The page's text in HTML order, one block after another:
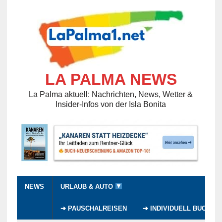
LA PALMA NEWS
La Palma aktuell: Nachrichten, News, Wetter &
Insider-Infos von der Isla Bonita
NEWS URLAUB & AUTO
➔ PAUSCHALREISEN ➔ INDIVIDUELL BUCHEN